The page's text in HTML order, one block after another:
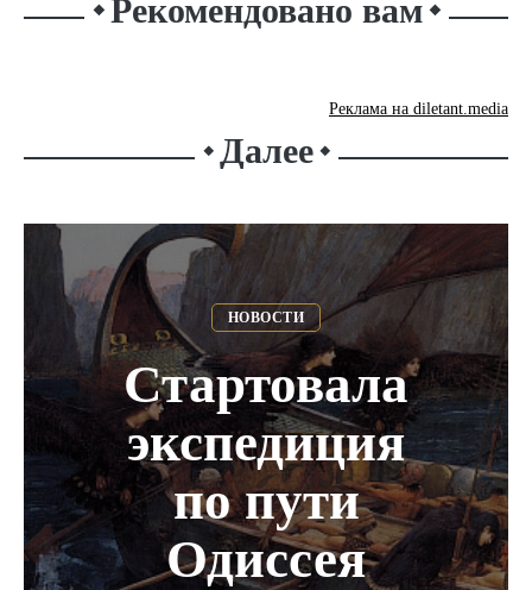
⬥ Рекомендовано вам ⬥
Реклама на diletant.media
⬥ Далее ⬥
НОВОСТИ
Стартовала
экспедиция
по пути
Одиссея